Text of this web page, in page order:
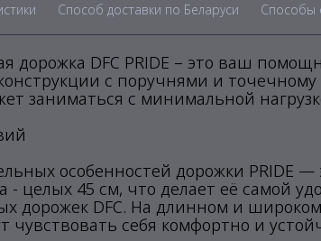
Способ доставки по Беларуси Способы
дорожка DFC PRIDE – это ваш
с поручнями и
заниматься с минимальной
особенностей дорожки PRIDE —
- целых 45 см, что делает её самой
дорожек DFC. На длинном и
чувствовать себя комфортно и